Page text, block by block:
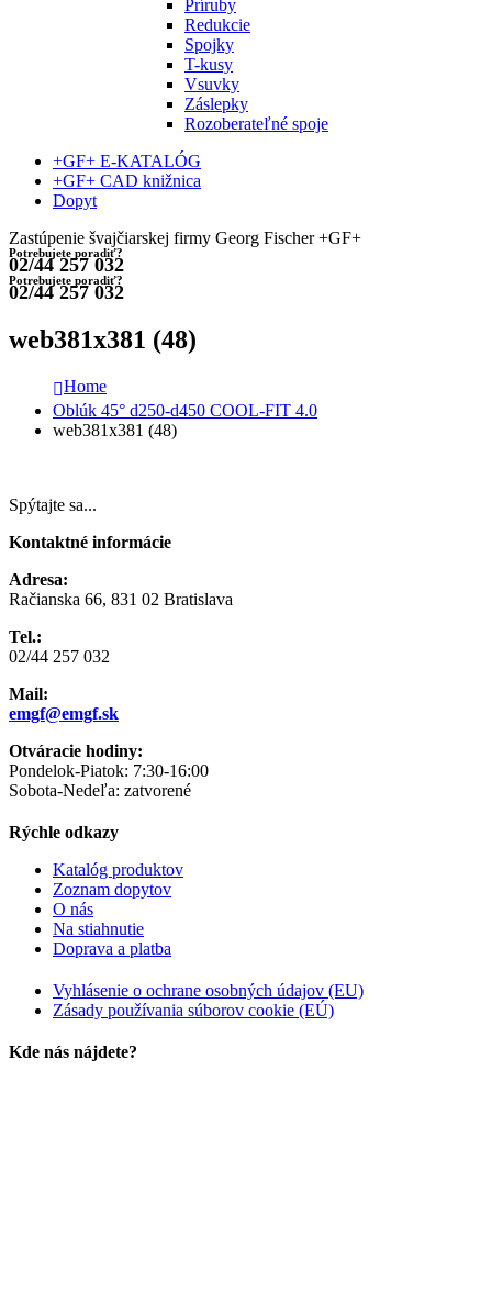
Príruby
Redukcie
Spojky
T-kusy
Vsuvky
Záslepky
Rozoberateľné spoje
+GF+ E-KATALÓG
+GF+ CAD knižnica
Dopyt
Zastúpenie švajčiarskej firmy Georg Fischer +GF+
Potrebujete poradiť?
02/44 257 032
Potrebujete poradiť?
02/44 257 032
web381x381 (48)
Home
Oblúk 45° d250-d450 COOL-FIT 4.0
web381x381 (48)
Spýtajte sa...
Kontaktné informácie
Adresa:
Račianska 66, 831 02 Bratislava
Tel.:
02/44 257 032
Mail:
emgf@emgf.sk
Otváracie hodiny:
Pondelok-Piatok: 7:30-16:00
Sobota-Nedeľa: zatvorené
Rýchle odkazy
Katalóg produktov
Zoznam dopytov
O nás
Na stiahnutie
Doprava a platba
Vyhlásenie o ochrane osobných údajov (EU)
Zásady používania súborov cookie (EÚ)
Kde nás nájdete?